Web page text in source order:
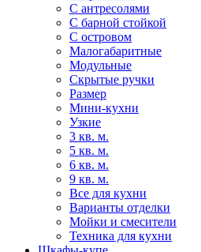
С антресолями
С барной стойкой
С островом
Малогабаритные
Модульные
Скрытые ручки
Размер
Мини-кухни
Узкие
3 кв. м.
5 кв. м.
6 кв. м.
9 кв. м.
Все для кухни
Варианты отделки
Мойки и смесители
Техника для кухни